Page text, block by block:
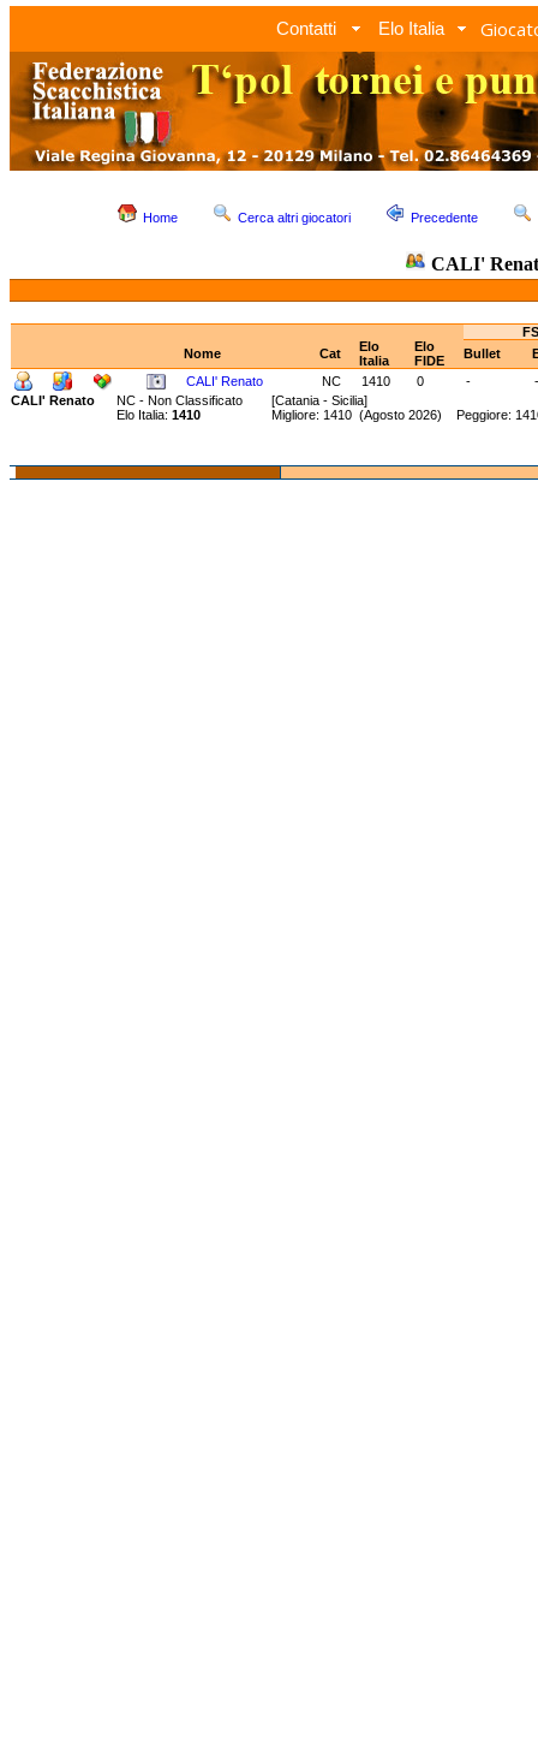
Contatti Elo Italia
Home Cerca altri giocatori Precedente
CALI'
Nome
Cat
Elo
Italia
Elo
FIDE
Bullet
CALI' Renato
NC 1410 0 -
-
CALI' Renato
NC - Non Classificato [Catania - Sicilia]
Elo Italia: 1410 Migliore: 1410 (Agosto 2026) Peggiore: